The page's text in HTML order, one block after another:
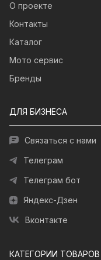
О проекте
Контакты
Каталог
Мото сервис
Бренды
ДЛЯ БИЗНЕСА
Связаться с нами
Телеграм
Телеграм бот
Яндекс-Дзен
Вконтакте
КАТЕГОРИИ ТОВАРОВ